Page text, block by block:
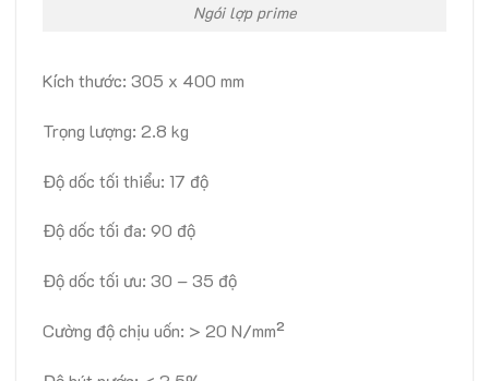
Ngói lợp prime
Kích thước: 305 x 400 mm
Trọng lượng: 2.8 kg
Độ dốc tối thiểu: 17 độ
Độ dốc tối đa: 90 độ
Độ dốc tối ưu: 30 – 35 độ
Cường độ chịu uốn: > 20 N/mm²